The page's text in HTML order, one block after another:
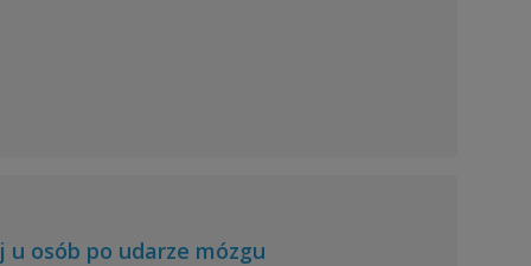
osób po udarze mózgu